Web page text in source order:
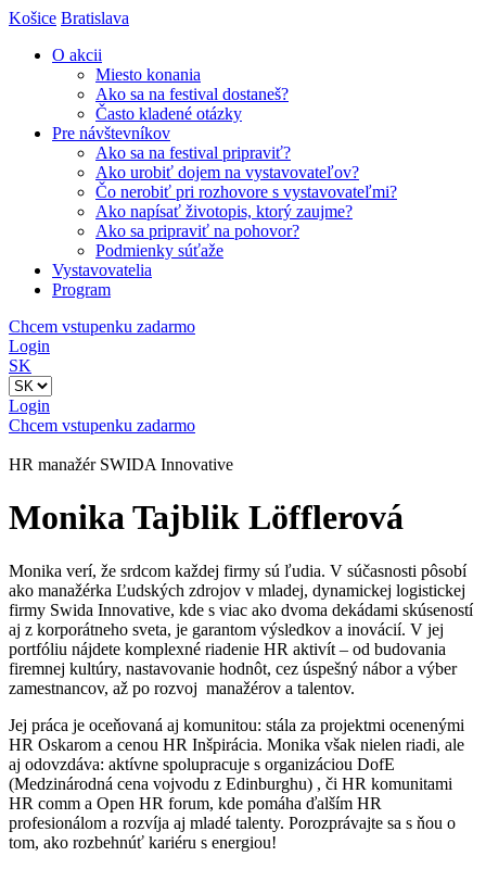
Košice Bratislava
O akcii
Miesto konania
Ako sa na festival dostaneš?
Často kladené otázky
Pre návštevníkov
Ako sa na festival pripraviť?
Ako urobiť dojem na vystavovateľov?
Čo nerobiť pri rozhovore s vystavovateľmi?
Ako napísať životopis, ktorý zaujme?
Ako sa pripraviť na pohovor?
Podmienky súťaže
Vystavovatelia
Program
Chcem vstupenku zadarmo
Login
SK
Login
Chcem vstupenku zadarmo
HR manažér SWIDA Innovative
Monika Tajblik Löfflerová
Monika verí, že srdcom každej firmy sú ľudia. V súčasnosti pôsobí
ako manažérka Ľudských zdrojov v mladej, dynamickej logistickej
firmy Swida Innovative, kde s viac ako dvoma dekádami skúseností
aj z korporátneho sveta, je garantom výsledkov a inovácií. V jej
portfóliu nájdete komplexné riadenie HR aktivít – od budovania
firemnej kultúry, nastavovanie hodnôt, cez úspešný nábor a výber
zamestnancov, až po rozvoj manažérov a talentov.
Jej práca je oceňovaná aj komunitou: stála za projektmi ocenenými
HR Oskarom a cenou HR Inšpirácia. Monika však nielen riadi, ale
aj odovzdáva: aktívne spolupracuje s organizáciou DofE
(Medzinárodná cena vojvodu z Edinburghu) , či HR komunitami
HR comm a Open HR forum, kde pomáha ďalším HR
profesionálom a rozvíja aj mladé talenty. Porozprávajte sa s ňou o
tom, ako rozbehnúť kariéru s energiou!